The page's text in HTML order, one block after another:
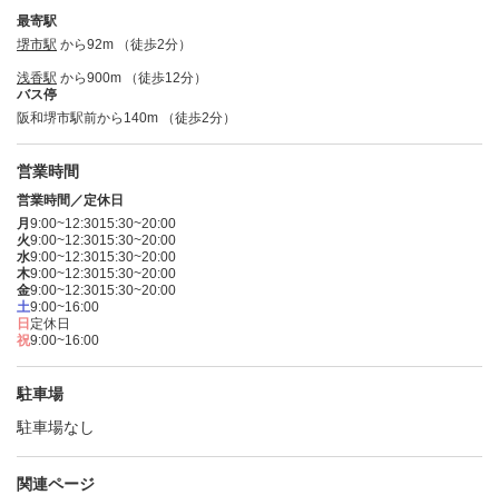
最寄駅
堺市駅 から92m （徒歩2分）
浅香駅 から900m （徒歩12分）
バス停
阪和堺市駅前から140m （徒歩2分）
営業時間
営業時間／定休日
月 9:00~12:3015:30~20:00
火9:00~12:3015:30~20:00
水9:00~12:3015:30~20:00
木9:00~12:3015:30~20:00
金9:00~12:3015:30~20:00
土9:00~16:00
日 定休日
祝9:00~16:00
駐車場
駐車場なし
関連ページ